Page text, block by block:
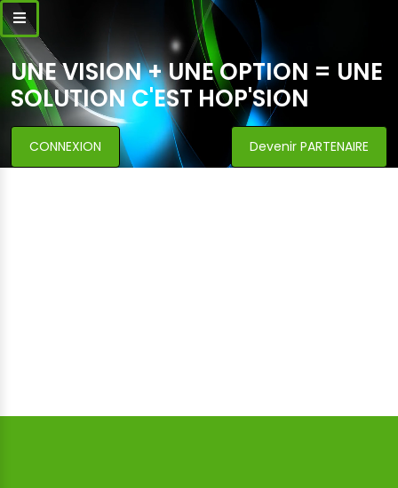
UNE VISION + UNE OPTION = UNE
SOLUTION C'EST HOP'SION
CONNEXION Devenir PARTENAIRE